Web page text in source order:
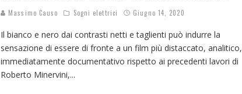
Massimo Causo Sogni elettrici Giugno 14, 2020
Il bianco e nero dai contrasti netti e taglienti può indurre la
sensazione di essere di fronte a un film più distaccato, analitico,
immediatamente documentativo rispetto ai precedenti lavori di
Roberto Minervini,...